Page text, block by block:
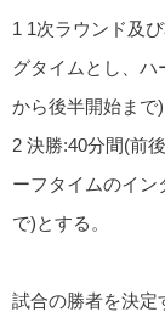
1 1次ラウンド及
グタイムとし、ハ
から後半開始まで)
2 決勝:40分間(前
ーフタイムのイン
で)とする。
試合の勝者を決定